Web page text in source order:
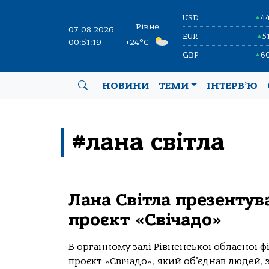
07.08.2026
00:51:19
Рівне
+24°C
USD ▲
EUR ▲
GBP ▲
НОВИНИ ТЕМИ ІНТЕРВ’Ю
#лана світла
Лана Світла
проєкт «Свічадо»
В органному залі Рівненської обласної
проєкт «Свічадо», який об’єднав